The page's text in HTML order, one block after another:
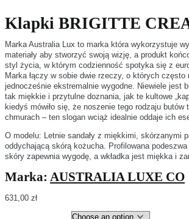
Klapki BRIGITTE
Marka Australia Lux to marka która wykorzystuje
materiały aby stworzyć swoją wizję, a produkt
styl życia, w którym codzienność spotyka się z
Marka łączy w sobie dwie rzeczy, o których
jednocześnie ekstremalnie wygodne. Niewiele jest
tak miękkie i przytulne doznania, jak te kultowe
kiedyś mówiło się, że noszenie tego rodzaju butów
chmurach – ten slogan wciąż idealnie oddaje ich
O modelu: Letnie sandały z miękkimi, skórzanymi
oddychającą skórą kożucha. Profilowana
skóry zapewnia wygodę, a wkładka jest miękka i
Marka: AUSTRALIA LUXE CO
631,00 zł